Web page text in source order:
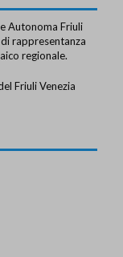
Autonoma Friuli
rappresentanza
regionale.
Friuli Venezia